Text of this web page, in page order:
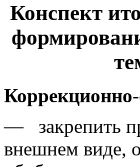
Конспект
— закрепить
внешнем виде,